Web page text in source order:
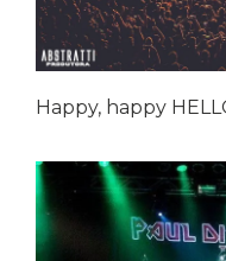
Happy, happy